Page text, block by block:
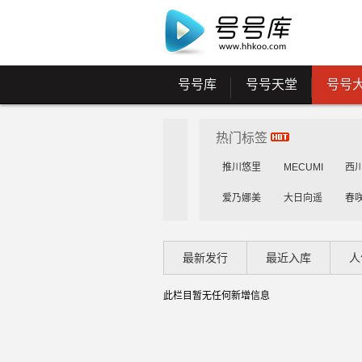
号号库 号号天堂 号号
热门标签
推川悠里 MECUMI 西
爱乃娜美 大日向遥 春
乳咲杏 森川安娜
最新发行 最近入库
此栏目暂无任何新增信息